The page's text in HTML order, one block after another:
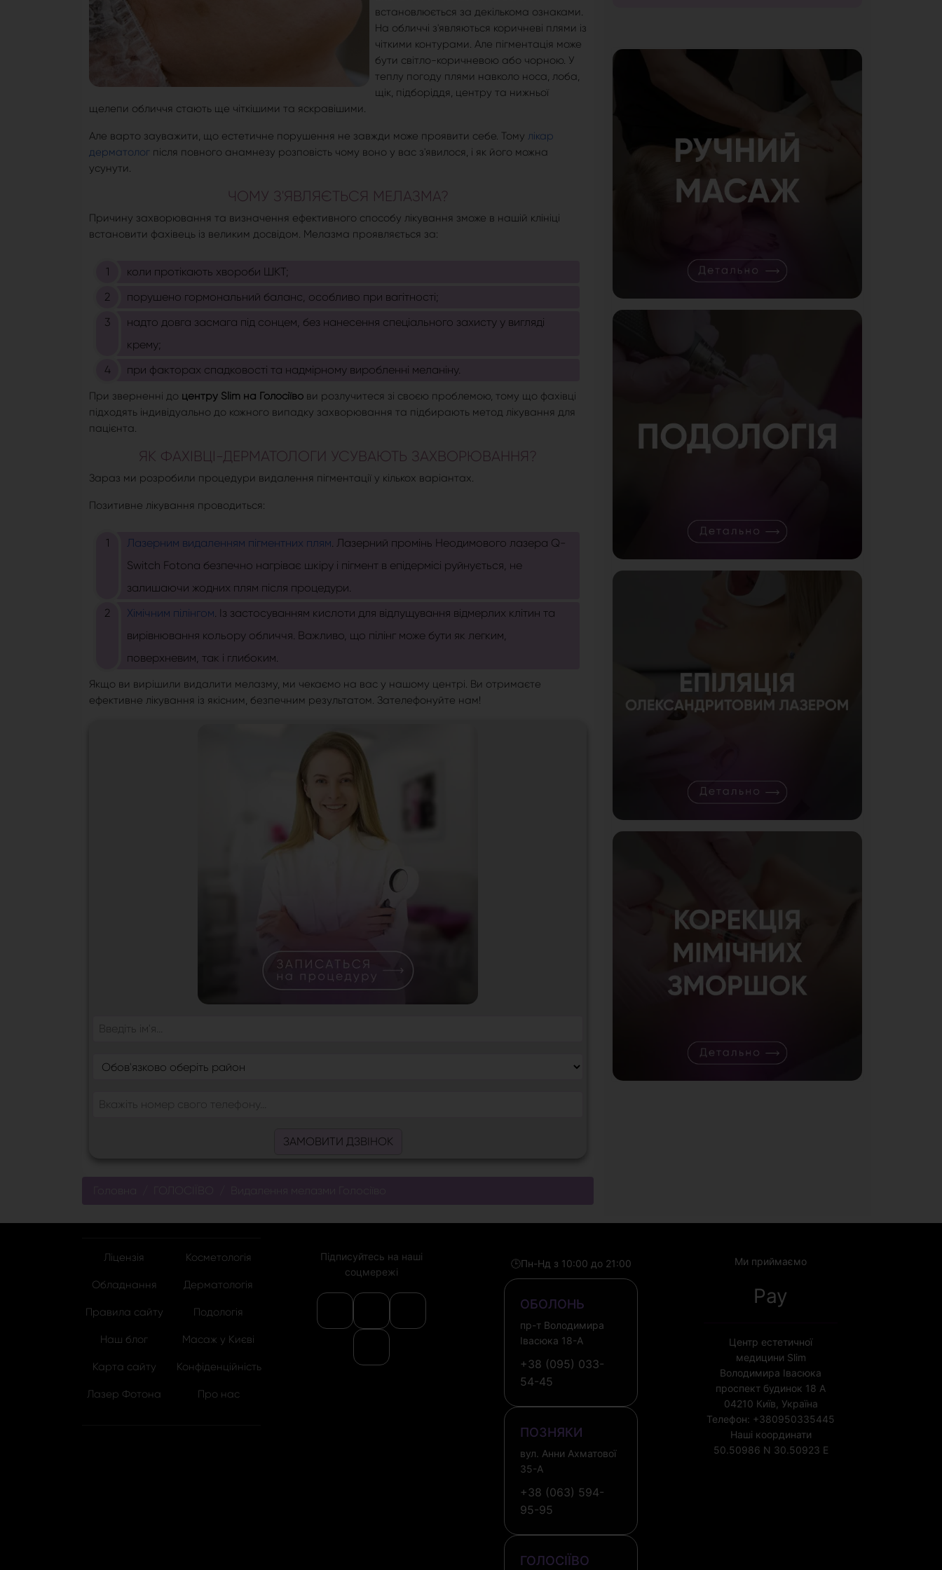
встановлюється за декількома ознаками.
На обличчі з'являються коричневі плями із
чіткими контурами. Але пігментація може
бути світло-коричневою або чорною. У
теплу погоду плями навколо носа, лоба,
щік, підборіддя, центру та нижньої
щелепи обличчя стають ще чіткішими та яскравішими.
Але варто зауважити, що естетичне порушення не завжди може проявити себе. Тому лікар
дерматолог після повного анамнезу розповість чому воно у вас з'явилося, і як його можна
усунути.
ЧОМУ З'ЯВЛЯЄТЬСЯ МЕЛАЗМА?
Причину захворювання та визначення ефективного способу лікування зможе в нашій клініці
встановити фахівець із великим досвідом. Мелазма проявляється за:
коли протікають хвороби ШКТ;
порушено гормональний баланс, особливо при вагітності;
надто довга засмага під сонцем, без нанесення спеціального захисту у вигляді
крему;
при факторах спадковості та надмірному виробленні меланіну.
При зверненні до центру Slim на Голосіїво ви розлучитеся зі своєю проблемою, тому що фахівці
підходять індивідуально до кожного випадку захворювання та підбирають метод лікування для
пацієнта.
ЯК ФАХІВЦІ-ДЕРМАТОЛОГИ УСУВАЮТЬ ЗАХВОРЮВАННЯ?
Зараз ми розробили процедури видалення пігментації у кількох варіантах.
Позитивне лікування проводиться:
Лазерним видаленням пігментних плям. Лазерний промінь Неодимового лазера Q-
Switch Fotona безпечно нагріває шкіру і пігмент в епідермісі руйнується, не
залишаючи жодних плям після процедури.
Хімічним пілінгом. Із застосуванням кислоти для відлущування відмерлих клітин та
вирівнювання кольору обличчя. Важливо, що пілінг може бути як легким,
поверхневим, так і глибоким.
Якщо ви вирішили видалити мелазму, ми чекаємо на вас у нашому центрі. Ви отримаєте
ефективне лікування із якісним, безпечним результатом. Зателефонуйте нам!
ЗАМОВИТИ ДЗВІНОК
Головна Видалення мелазми Голосіїво
Ліцензія
Обладнання
Правила сайту
Наш блог
Карта сайту
Лазер Фотона
Косметологія
Дерматологія
Подологія
Масаж у Києві
Конфіденційність
Про нас
Підписуйтесь на наші
соцмережі
🕒Пн-Нд з 10:00 до 21:00
ОБОЛОНЬ
пр-т Володимира
Івасюка 18-А
+38 (095) 033-
54-45
ПОЗНЯКИ
вул. Анни Ахматової
35-А
+38 (063) 594-
95-95
ГОЛОСІЇВО
Ми приймаємо
Pay
Центр естетичної
медицини Slim
Володимира Івасюка
проспект будинок 18 А
04210 Київ, Україна
Телефон: +380950335445
Наші координати
50.50986 N 30.50923 E